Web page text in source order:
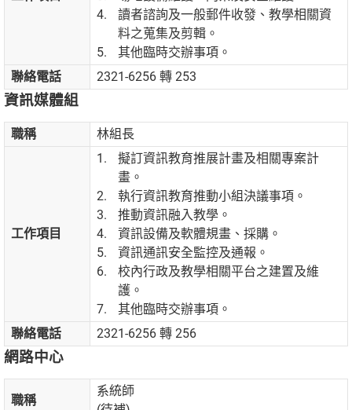
讀者諮詢及一般郵件收發、教學相關資
料之蒐集及剪輯。
其他臨時交辦事項。
聯絡電話
2321-6256 轉 253
資訊媒體組
職稱 林組長
工作項目
擬訂資訊教育推展計畫及相關專案計
畫。
執行資訊教育推動小組決議事項。
推動資訊融入教學。
資訊設備及軟體規畫、採購。
資訊通訊安全監控及通報。
校內行政及教學相關平台之建置及維
護。
其他臨時交辦事項。
聯絡電話
2321-6256 轉 256
網路中心
職稱
系統師